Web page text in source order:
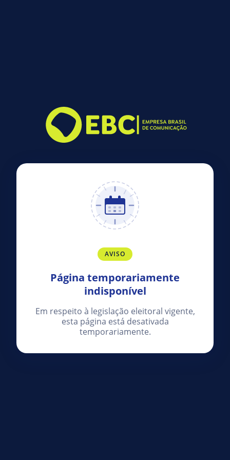
AVISO
Página temporariamente
indisponível
Em respeito à legislação eleitoral vigente,
esta página está desativada
temporariamente.